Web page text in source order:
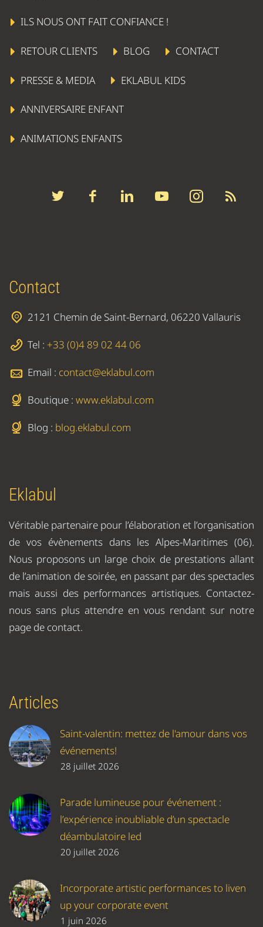
ILS NOUS ONT FAIT CONFIANCE !
RETOUR CLIENTS BLOG CONTACT
PRESSE & MEDIA EKLABUL KIDS
ANNIVERSAIRE ENFANT
ANIMATIONS ENFANTS
Contact
2121 Chemin de Saint-Bernard, 06220 Vallauris
Tel : +33 (0)4 89 02 44 06
Email : contact@eklabul.com
Boutique : www.eklabul.com
Blog : blog.eklabul.com
Eklabul
Véritable partenaire pour l’élaboration et l’organisation
de vos évènements dans les Alpes-Maritimes (06).
Nous proposons un large choix de prestations allant
de l’animation de soirée, en passant par des spectacles
mais aussi des performances artistiques. Contactez-
nous sans plus attendre en vous rendant sur notre
page de contact.
Articles
Saint-valentin: mettez de l'amour dans vos
événements!
28 juillet 2026
Parade lumineuse pour événement :
l’expérience inoubliable d’un spectacle
déambulatoire led
20 juillet 2026
Incorporate artistic performances to liven
up your corporate event
1 juin 2026